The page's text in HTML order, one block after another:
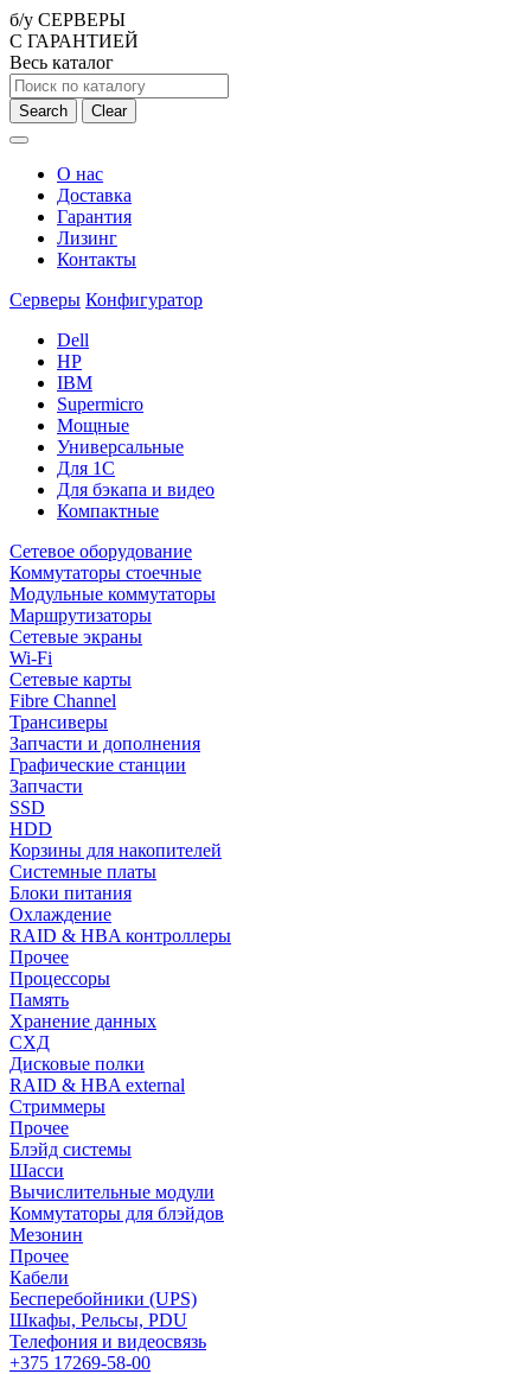
б/у СЕРВЕРЫ
С ГАРАНТИЕЙ
Весь каталог
Search Clear
О нас
Доставка
Гарантия
Лизинг
Контакты
Серверы Конфигуратор
Dell
HP
IBM
Supermicro
Мощные
Универсальные
Для 1С
Для бэкапа и видео
Компактные
Сетевое оборудование
Коммутаторы стоечные
Модульные коммутаторы
Маршрутизаторы
Сетевые экраны
Wi-Fi
Сетевые карты
Fibre Channel
Трансиверы
Запчасти и дополнения
Графические станции
Запчасти
SSD
HDD
Корзины для накопителей
Системные платы
Блоки питания
Охлаждение
RAID & HBA контроллеры
Прочее
Процессоры
Память
Хранение данных
СХД
Дисковые полки
RAID & HBA external
Стриммеры
Прочее
Блэйд системы
Шасси
Вычислительные модули
Коммутаторы для блэйдов
Мезонин
Прочее
Кабели
Бесперебойники (UPS)
Шкафы, Рельсы, PDU
Телефония и видеосвязь
+375 17269-58-00